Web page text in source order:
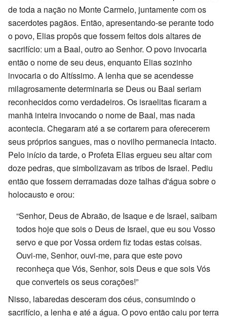
de toda a nação no Monte Carmelo, juntamente com os
sacerdotes pagãos. Então, apresentando-se perante todo
o povo, Elias propôs que fossem feitos dois altares de
sacrifício: um a Baal, outro ao Senhor. O povo invocaria
então o nome de seu deus, enquanto Elias sozinho
invocaria o do Altíssimo. A lenha que se acendesse
milagrosamente determinaria se Deus ou Baal seriam
reconhecidos como verdadeiros. Os israelitas ficaram a
manhã inteira invocando o nome de Baal, mas nada
acontecia. Chegaram até a se cortarem para oferecerem
seus próprios sangues, mas o novilho permanecia intacto.
Pelo início da tarde, o Profeta Elias ergueu seu altar com
doze pedras, que simbolizavam as tribos de Israel. Pediu
então que fossem derramadas doze talhas d'água sobre o
holocausto e orou:
“Senhor, Deus de Abraão, de Isaque e de Israel, saibam
todos hoje que sois o Deus de Israel, que eu sou Vosso
servo e que por Vossa ordem fiz todas estas coisas.
Ouvi-me, Senhor, ouvi-me, para que este povo
reconheça que Vós, Senhor, sois Deus e que sois Vós
que converteis os seus corações!”
Nisso, labaredas desceram dos céus, consumindo o
sacrifício, a lenha e até a água. O povo então caiu por terra